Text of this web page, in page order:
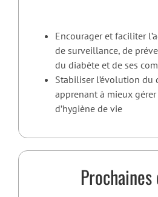
Encourager et faciliter
de surveillance, de
du diabète et de ses
Stabiliser l’évolution du
apprenant à mieux
d’hygiène de vie